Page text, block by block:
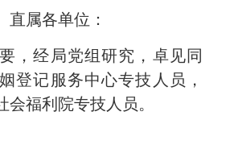
直属各单位：
，经局党组研究， 卓见同
登记服务中心专技人员，
会福利院专技人员。